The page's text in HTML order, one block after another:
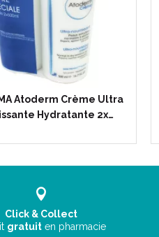
Atoderm Crème Ultra
Hydratante 2x…
Click & Collect
gratuit en pharmacie